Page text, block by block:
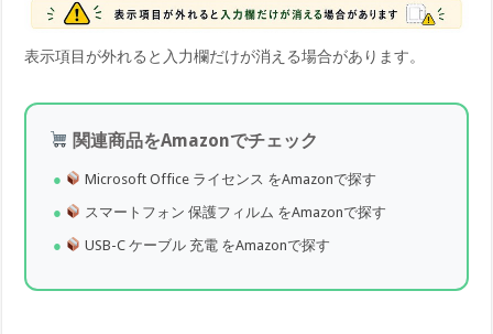
表示項目が外れると入力欄だけが消える場合があります。
関連商品をAmazonでチェック
Microsoft Office ライセンス をAmazonで探す
スマートフォン 保護フィルム をAmazonで探す
USB-C ケーブル 充電 をAmazonで探す